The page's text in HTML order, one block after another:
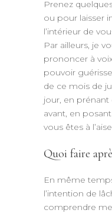
Prenez
ou pour laisser
l’intérieur de
Par ailleurs, je
prononcer à
pouvoir
de ce mois de
jour, en prénant
avant, en
vous êtes à
Quoi faire
En même
l’intention de
comprendre